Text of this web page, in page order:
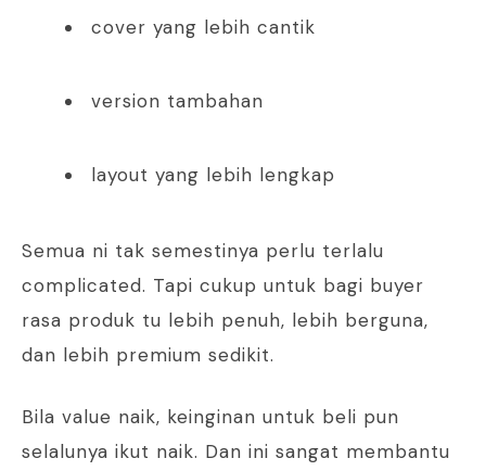
cover yang lebih cantik
version tambahan
layout yang lebih lengkap
Semua ni tak semestinya perlu terlalu
complicated. Tapi cukup untuk bagi buyer
rasa produk tu lebih penuh, lebih berguna,
dan lebih premium sedikit.
Bila value naik, keinginan untuk beli pun
selalunya ikut naik. Dan ini sangat membantu